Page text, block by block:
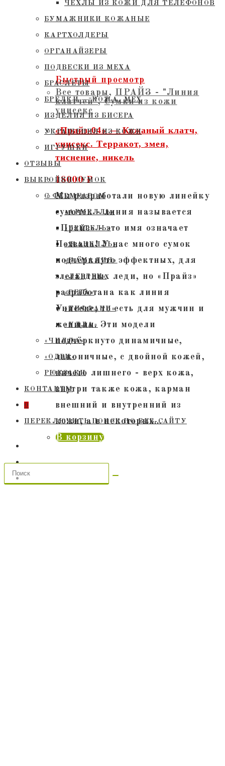
ЧЕХЛЫ ИЗ КОЖИ ДЛЯ ТЕЛЕФОНОВ
БУМАЖНИКИ КОЖАНЫЕ
КАРТХОЛДЕРЫ
ОРГАНАЙЗЕРЫ
ПОДВЕСКИ ИЗ МЕХА
БРАСЛЕТЫ
БРЕЛКИ — КОЖА, МЕХ
ИЗДЕЛИЯ ИЗ БИСЕРА
УКРАШЕНИЯ ИЗ КОЖИ
ИГРУШКИ
ОТЗЫВЫ
ВЫКРОЙКИ СУМОК
С ФЕРМУАРОМ
«АРМЕЛЛЬ»
«ГРЕТЕЛЬ»
«ЖАНЕЛЛЬ»
«КАМАЛИЯ»
«ЛЕРДЕН»
«РЕТА»
«ТИФФАНИ»
«УЛЛА»
«ЧИЛЛА»
«ОДРИ»
РЮКЗАКИ
КОНТАКТЫ
0
ПЕРЕКЛЮЧИТЬ ПОИСК ПО ВЕБ-САЙТУ
Быстрый просмотр
Все товары, ПРАЙЗ - "Линия
клатчей",Сумки из кожи
унисекс
«Прайз-04» — Кожаный клатч,
унисекс. Терракот, змея,
тиснение, никель
18000₽
Мы разработали новую линейку
сумочек - линия называется
«Прайз» - это имя означает
Похвала! У нас много сумок
подчёркнуто эффектных, для
элегантных леди, но «Прайз»
разработана как линия
Унисекс, то есть для мужчин и
женщин. Эти модели
подчёркнуто динамичные,
лаконичные, с двойной кожей,
ничего лишнего - верх кожа,
внутри также кожа, карман
внешний и внутренний из
кожи, а в некоторых…
В корзину